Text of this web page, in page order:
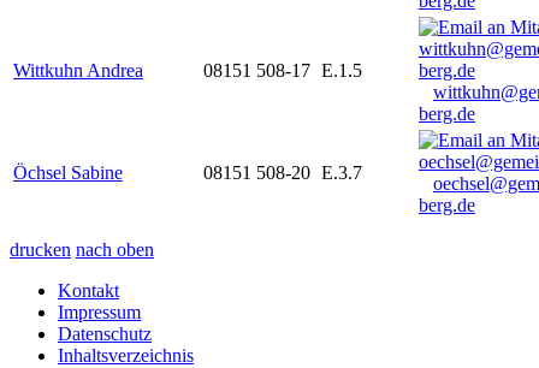
Wittkuhn Andrea 08151 508-17 E.1.5
berg.de
Öchsel Sabine 08151 508-20 E.3.7
berg.de
drucken nach oben
Kontakt
Impressum
Datenschutz
Inhaltsverzeichnis